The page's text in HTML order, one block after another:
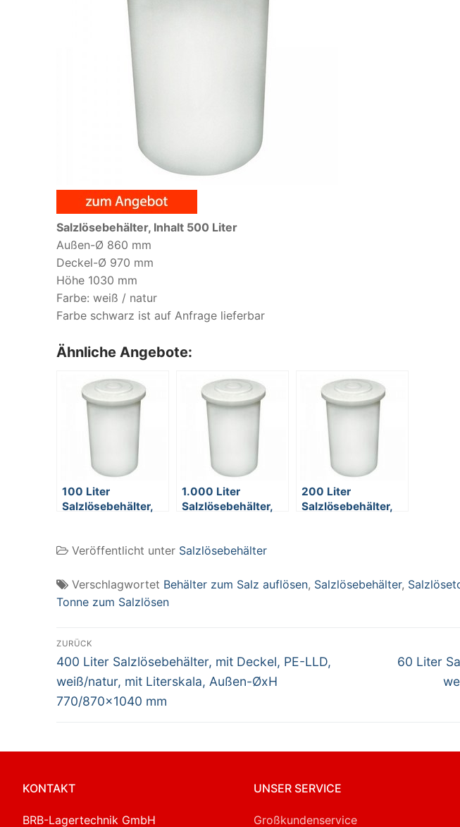
Salzlösebehälter, Inhalt 500 Liter
Außen-Ø 860 mm
Deckel-Ø 970 mm
Höhe 1030 mm
Farbe: weiß / natur
Farbe schwarz ist auf Anfrage lieferbar
Ähnliche Angebote:
100 Liter
Salzlösebehälter,
Literskala, Außen-
mm
1.000 Liter
Salzlösebehälter,
Literskala, Außen-
1150/1280×1150
200 Liter
Salzlösebehälter,
550/645×1010 mm
Veröffentlicht unter Salzlösebehälter
Verschlagwortet Behälter zum Salz auflösen, Salzlösebehälter,
Tonne zum Salzlösen
Beitragsnavigation
ZURÜCK
Vorheriger
Beitrag:
400 Liter Salzlösebehälter, mit Deckel, PE-LLD,
weiß/natur, mit Literskala, Außen-ØxH
770/870×1040 mm
Nächster
60 Liter
KONTAKT
BRB-Lagertechnik GmbH
UNSER SERVICE
Großkundenservice